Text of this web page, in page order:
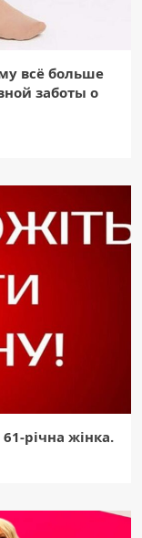
всё больше
заботы о
річна жінка.